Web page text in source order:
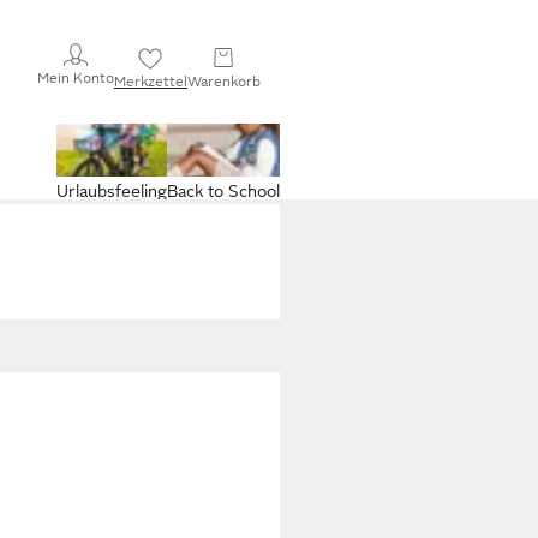
Mein KontoMerkzettelWarenkorb
Back to School
Urlaubsfeeling